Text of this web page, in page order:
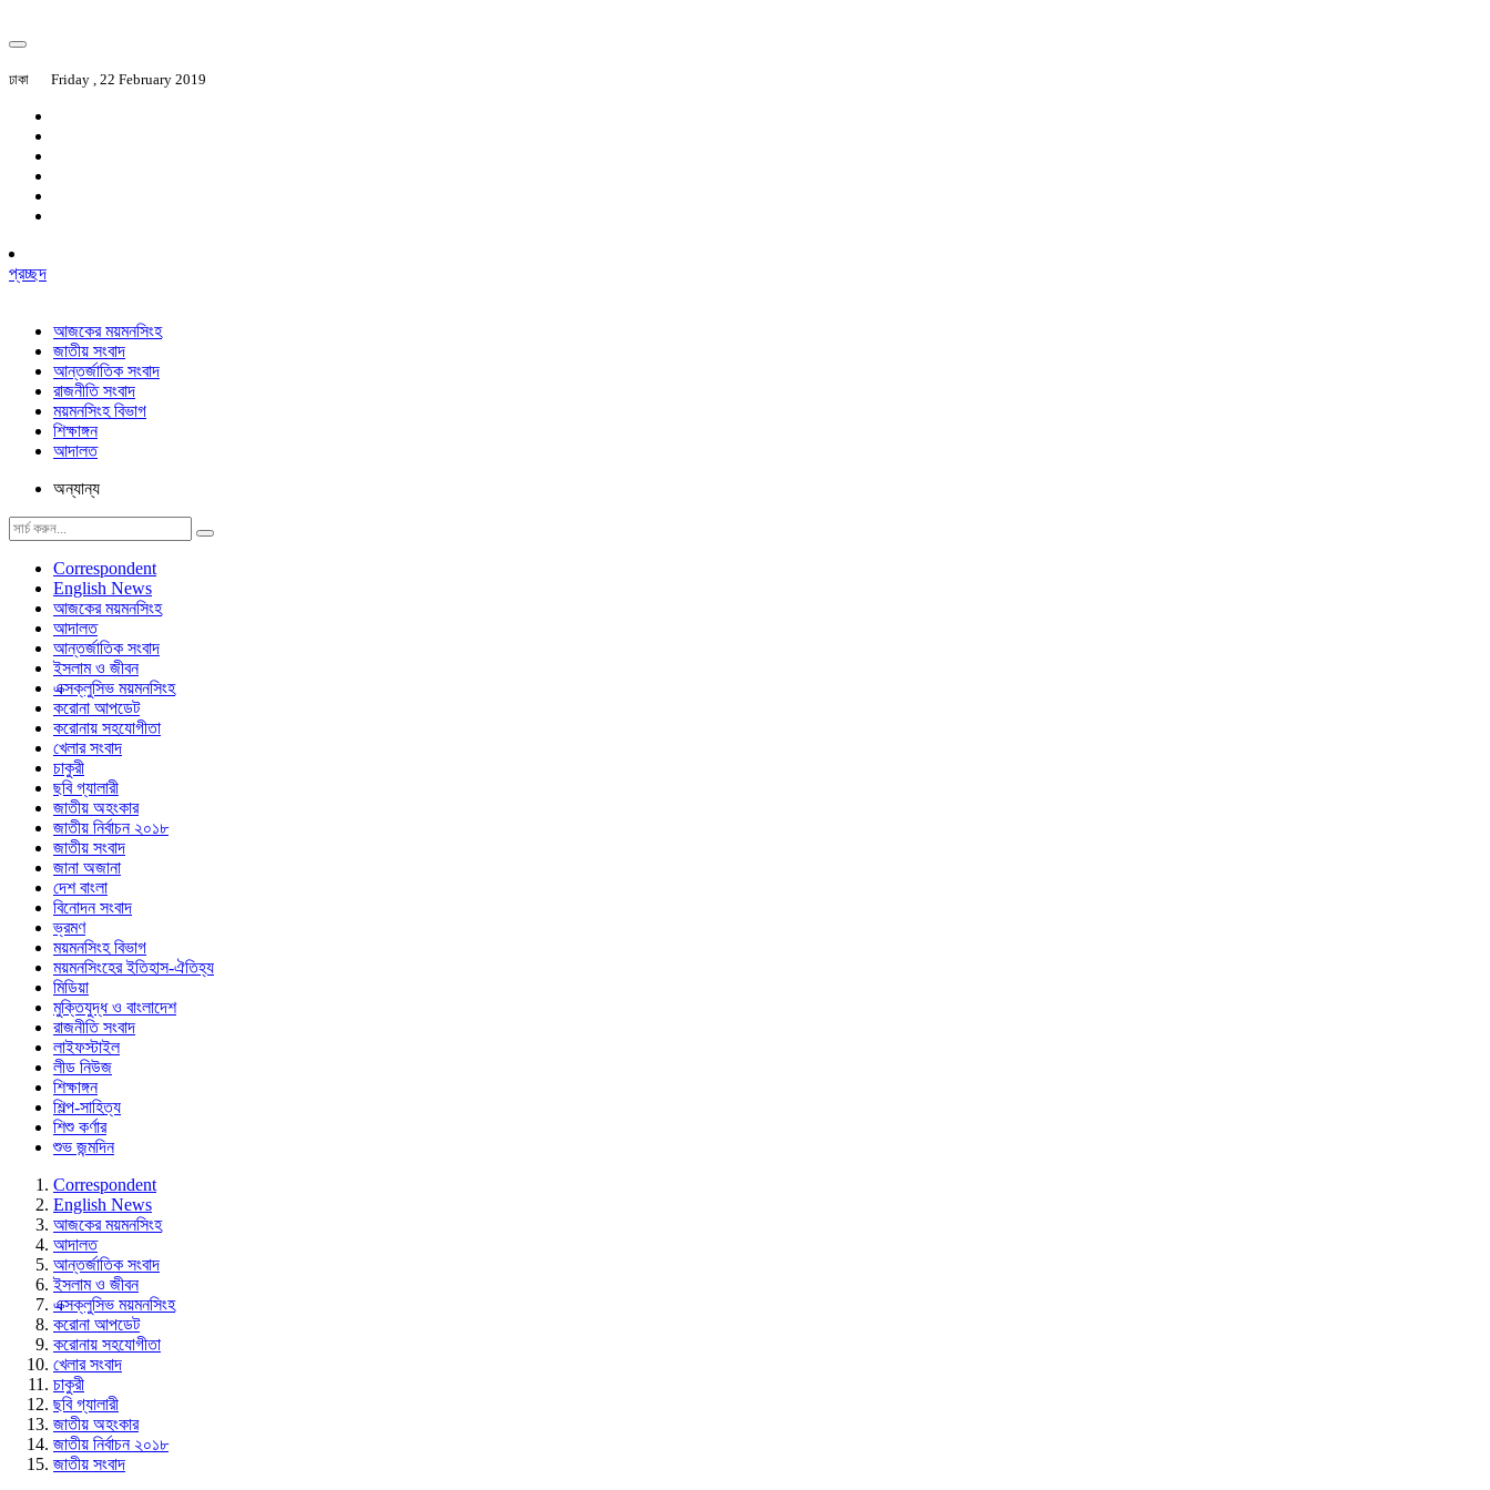
ঢাকা Friday , 22 February 2019
প্রচ্ছদ
আজকের ময়মনসিংহ
জাতীয় সংবাদ
আন্তর্জাতিক সংবাদ
রাজনীতি সংবাদ
ময়মনসিংহ বিভাগ
শিক্ষাঙ্গন
আদালত
অন্যান্য
Correspondent
English News
আজকের ময়মনসিংহ
আদালত
আন্তর্জাতিক সংবাদ
ইসলাম ও জীবন
এক্সক্লুসিভ ময়মনসিংহ
করোনা আপডেট
করোনায় সহযোগীতা
খেলার সংবাদ
চাকুরী
ছবি গ্যালারী
জাতীয় অহংকার
জাতীয় নির্বাচন ২০১৮
জাতীয় সংবাদ
জানা অজানা
দেশ বাংলা
বিনোদন সংবাদ
ভ্রমণ
ময়মনসিংহ বিভাগ
ময়মনসিংহের ইতিহাস-ঐতিহ্য
মিডিয়া
মুক্তিযুদ্ধ ও বাংলাদেশ
রাজনীতি সংবাদ
লাইফস্টাইল
লীড নিউজ
শিক্ষাঙ্গন
শিল্প-সাহিত্য
শিশু কর্ণার
শুভ জন্মদিন
Correspondent
English News
আজকের ময়মনসিংহ
আদালত
আন্তর্জাতিক সংবাদ
ইসলাম ও জীবন
এক্সক্লুসিভ ময়মনসিংহ
করোনা আপডেট
করোনায় সহযোগীতা
খেলার সংবাদ
চাকুরী
ছবি গ্যালারী
জাতীয় অহংকার
জাতীয় নির্বাচন ২০১৮
জাতীয় সংবাদ